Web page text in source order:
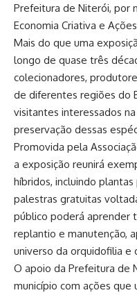
Prefeitura de Niterói, por
Economia Criativa e
Mais do que uma
longo de quase três
colecionadores,
de diferentes regiões do
visitantes interessados
preservação dessas
Promovida pela
a exposição reunirá
híbridos, incluindo
palestras gratuitas
público poderá aprender
replantio e manutenção,
universo da orquidofilia e
O apoio da Prefeitura de
município com ações que